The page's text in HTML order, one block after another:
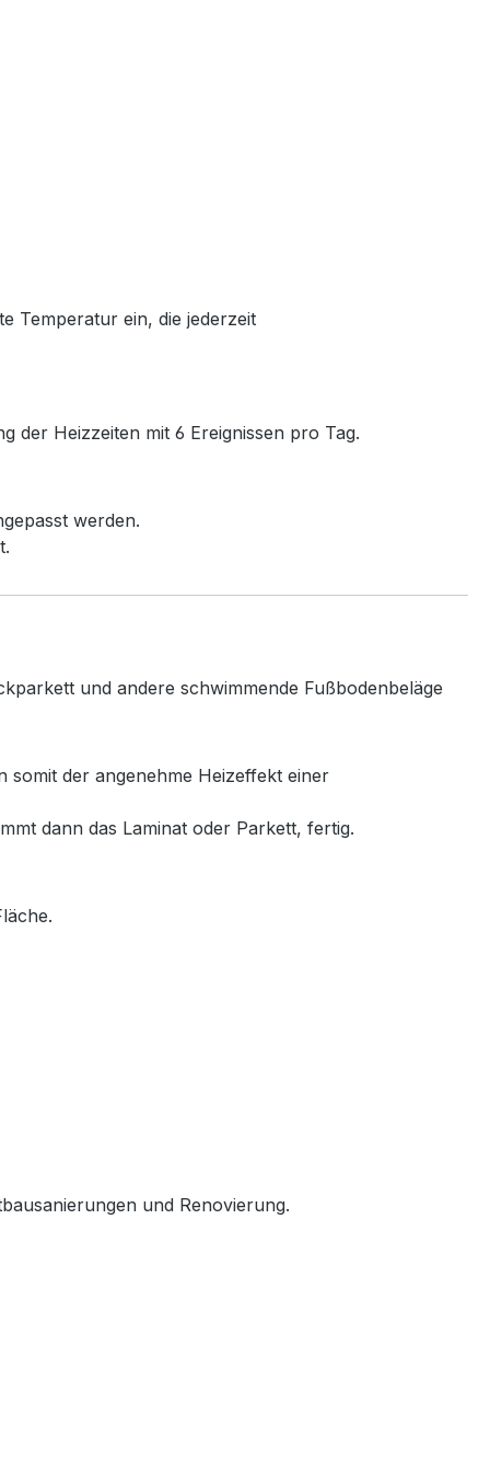
Temperatur ein, die jederzeit
der Heizzeiten mit 6 Ereignissen pro Tag.
werden.
und andere schwimmende Fußbodenbeläge
somit der angenehme Heizeffekt einer
dann das Laminat oder Parkett, fertig.
und Renovierung.